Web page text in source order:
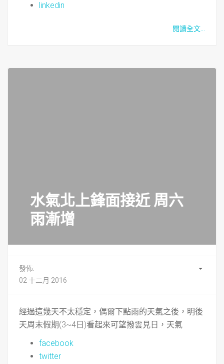
linkedin
閱讀全文...
水氣北上鋒面接近 周六
雨漸增
發佈:
02 十二月 2016
經過這幾天不太穩定，偶爾下點雨的天氣之後，明後
天周末假期(3~4日)看起來可望撥雲見日，天氣
facebook
twitter